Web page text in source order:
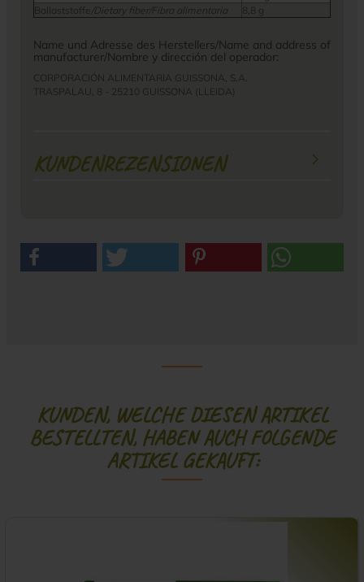
Ballaststoffe /Dietary fiber/Fibra alimentaria 8,8 g
Name und Adresse des Herstellers/Name and address of
manufacturer/Nombre y dirección del operador:
CORPORACIÓN ALIMENTARIA GUISSONA, S.A.
TRASPALAU, 8 - 25210 GUISSONA (LLEIDA)
KUNDENREZENSIONEN
KUNDEN, WELCHE DIESEN ARTIKEL
BESTELLTEN, HABEN AUCH FOLGENDE
ARTIKEL GEKAUFT: